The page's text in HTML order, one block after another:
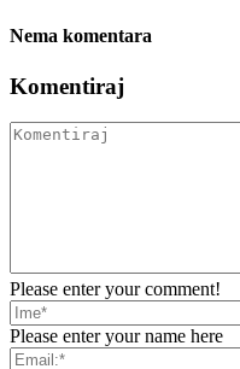
Nema komentara
Komentiraj
Please enter your comment!
Please enter your name here